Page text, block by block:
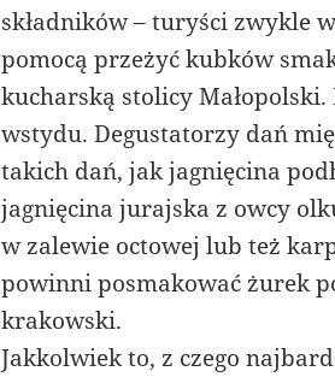
składników – turyści zwykle
pomocą przeżyć kubków
kucharską stolicy
wstydu. Degustatorzy dań
takich dań, jak jagnięcina
jagnięcina jurajska z owcy
w zalewie octowej lub też
powinni posmakować żurek
krakowski.
Jakkolwiek to, z czego